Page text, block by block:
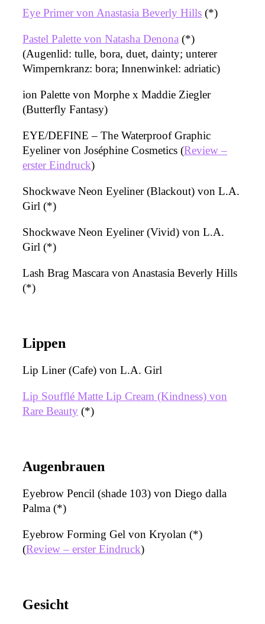
Eye Primer von Anastasia Beverly Hills (*)
Pastel Palette von Natasha Denona (*)
(Augenlid: tulle, bora, duet, dainty; unterer
Wimpernkranz: bora; Innenwinkel: adriatic)
ion Palette von Morphe x Maddie Ziegler
(Butterfly Fantasy)
EYE/DEFINE – The Waterproof Graphic
Eyeliner von Joséphine Cosmetics (Review –
erster Eindruck)
Shockwave Neon Eyeliner (Blackout) von L.A.
Girl (*)
Shockwave Neon Eyeliner (Vivid) von L.A.
Girl (*)
Lash Brag Mascara von Anastasia Beverly Hills
(*)
Lippen
Lip Liner (Cafe) von L.A. Girl
Lip Soufflé Matte Lip Cream (Kindness) von
Rare Beauty (*)
Augenbrauen
Eyebrow Pencil (shade 103) von Diego dalla
Palma (*)
Eyebrow Forming Gel von Kryolan (*)
(Review – erster Eindruck)
Gesicht